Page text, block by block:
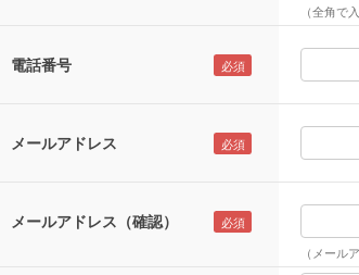
（全角で
電話番号
メールアドレス
メールアドレス（確認）
（メール